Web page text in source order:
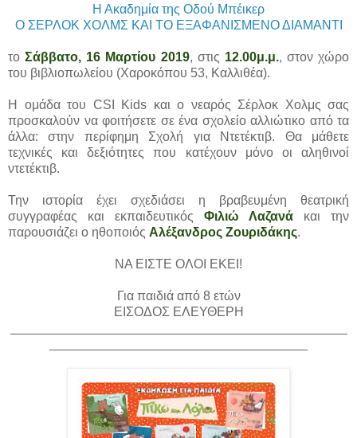
Η Ακαδημία της Οδού Μπέικερ
Ο ΣΕΡΛΟΚ ΧΟΛΜΣ ΚΑΙ ΤΟ ΕΞΑΦΑΝΙΣΜΕΝΟ ΔΙΑΜΑΝΤΙ
τοΣάββατο, 16 Μαρτίου 2019, στις 12.00μ.μ., στον χώρο
του βιβλιοπωλείου (Χαροκόπου 53, Καλλιθέα).
Η ομάδα του CSI Kids και ο νεαρός Σέρλοκ Χολμς σας
προσκαλούν να φοιτήσετε σε ένα σχολείο αλλιώτικο από τα
άλλα: στην περίφημη Σχολή για Ντετέκτιβ. Θα μάθετε
τεχνικές και δεξιότητες που κατέχουν μόνο οι αληθινοί
ντετέκτιβ.
Την ιστορία έχει σχεδιάσει η βραβευμένη θεατρική
συγγραφέας και εκπαιδευτικός Φιλιώ Λαζανά και την
παρουσιάζει ο ηθοποιός Αλέξανδρος Ζουριδάκης.
ΝΑ ΕΙΣΤΕ ΟΛΟΙ ΕΚΕΙ!
Για παιδιά από 8 ετών
ΕΙΣΟΔΟΣ ΕΛΕΥΘΕΡΗ